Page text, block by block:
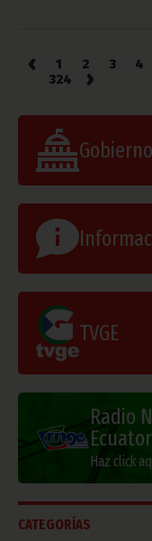
‹ 1 2 3 4
324
›
TVGE
Radio
Haz click
CATEGORÍAS